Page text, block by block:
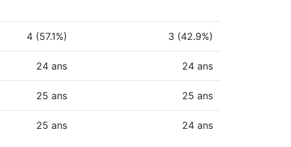
4 (57.1%) 3 (42.9%)
24 ans 24 ans
25 ans 25 ans
25 ans 24 ans